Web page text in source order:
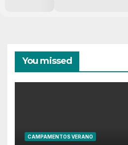
You missed
CAMPAMENTOS VERANO